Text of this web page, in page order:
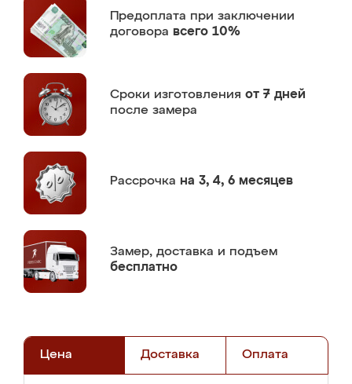
Предоплата при заключении
договора всего 10%
Сроки изготовления от 7 дней
после замера
Рассрочка на 3, 4, 6 месяцев
Замер, доставка и подъем
бесплатно
Цена Доставка Оплата